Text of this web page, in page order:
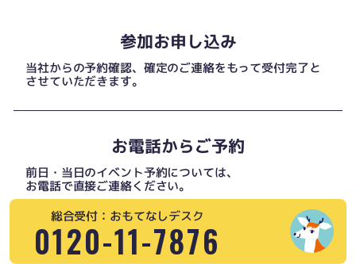
参加お申し込み
当社からの予約確認、確定のご連絡をもって受付完了と
させていただきます。
お電話からご予約
前日・当日のイベント予約については、
お電話で直接ご連絡ください。
総合受付：おもてなしデスク
0120-11-7876